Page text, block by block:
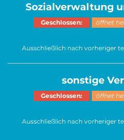
Sozialverwaltung
Klicken, um weitere
Geschlossen: öffnet
Ausschließlich nach vorheriger
sonstige
Klicken, um weitere
Geschlossen: öffnet
Ausschließlich nach vorheriger